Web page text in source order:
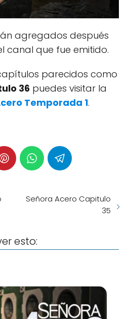
agregados después
canal que fue emitido.
parecidos como
36 puedes visitar la
Temporada 1.
Señora Acero Capitulo
35
esto: